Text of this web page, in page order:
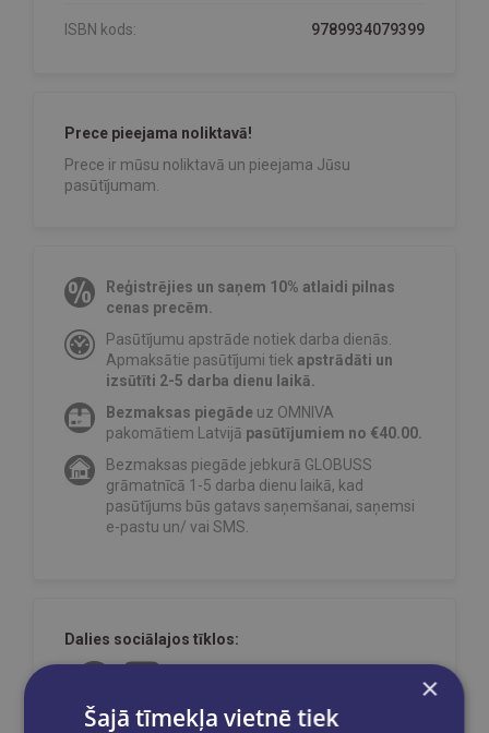
ISBN kods: 9789934079399
Prece pieejama noliktavā!
Prece ir mūsu noliktavā un pieejama Jūsu
pasūtījumam.
Reģistrējies un saņem 10% atlaidi pilnas
cenas precēm.
Pasūtījumu apstrāde notiek darba dienās.
Apmaksātie pasūtījumi tiek apstrādāti un
izsūtīti 2-5 darba dienu laikā.
Bezmaksas piegāde uz OMNIVA
pakomātiem Latvijā pasūtījumiem no €40.00.
Bezmaksas piegāde jebkurā GLOBUSS
grāmatnīcā 1-5 darba dienu laikā, kad
pasūtījums būs gatavs saņemšanai, saņemsi
e-pastu un/ vai SMS.
Dalies sociālajos tīklos:
×
Šajā tīmekļa vietnē tiek